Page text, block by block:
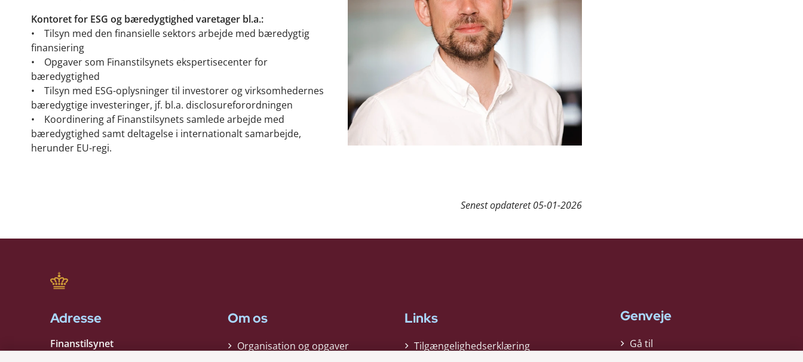
Kontoret for ESG og bæredygtighed varetager bl.a.:
• Tilsyn med den finansielle sektors arbejde med bæredygtig
finansiering
• Opgaver som Finanstilsynets ekspertisecenter for
bæredygtighed
• Tilsyn med ESG-oplysninger til investorer og virksomhedernes
bæredygtige investeringer, jf. bl.a. disclosureforordningen
• Koordinering af Finanstilsynets samlede arbejde med
bæredygtighed samt deltagelse i internationalt samarbejde,
herunder EU-regi.
Senest opdateret05-01-2026
Adresse
Finanstilsynet
Om os
Organisation og opgaver
Links
Tilgængelighedserklæring
Genveje
Gå til